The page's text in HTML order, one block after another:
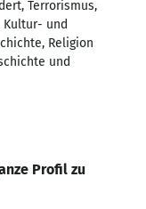
Terrorismus,
Kultur- und
Religion
und
Profil zu